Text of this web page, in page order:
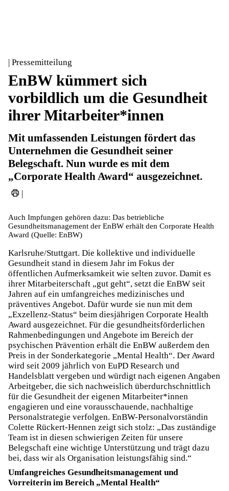
| Pressemitteilung
EnBW kümmert sich
vorbildlich um die Gesundheit
ihrer Mitarbeiter*innen
Mit umfassenden Leistungen fördert das
Unternehmen die Gesundheit seiner
Belegschaft. Nun wurde es mit dem
„Corporate Health Award“ ausgezeichnet.
|
Auch Impfungen gehören dazu: Das betriebliche
Gesundheitsmanagement der EnBW erhält den Corporate Health
Award (Quelle: EnBW)
Karlsruhe/Stuttgart. Die kollektive und individuelle
Gesundheit stand in diesem Jahr im Fokus der
öffentlichen Aufmerksamkeit wie selten zuvor. Damit es
ihrer Mitarbeiterschaft „gut geht“, setzt die EnBW seit
Jahren auf ein umfangreiches medizinisches und
präventives Angebot. Dafür wurde sie nun mit dem
„Exzellenz-Status“ beim diesjährigen Corporate Health
Award ausgezeichnet. Für die gesundheitsförderlichen
Rahmenbedingungen und Angebote im Bereich der
psychischen Prävention erhält die EnBW außerdem den
Preis in der Sonderkategorie „Mental Health“. Der Award
wird seit 2009 jährlich von EuPD Research und
Handelsblatt vergeben und würdigt nach eigenen Angaben
Arbeitgeber, die sich nachweislich überdurchschnittlich
für die Gesundheit der eigenen Mitarbeiter*innen
engagieren und eine vorausschauende, nachhaltige
Personalstrategie verfolgen. EnBW-Personalvorständin
Colette Rückert-Hennen zeigt sich stolz: „Das zuständige
Team ist in diesen schwierigen Zeiten für unsere
Belegschaft eine wichtige Unterstützung und trägt dazu
bei, dass wir als Organisation leistungsfähig sind.“
Umfangreiches Gesundheitsmanagement und
Vorreiterin im Bereich „Mental Health“